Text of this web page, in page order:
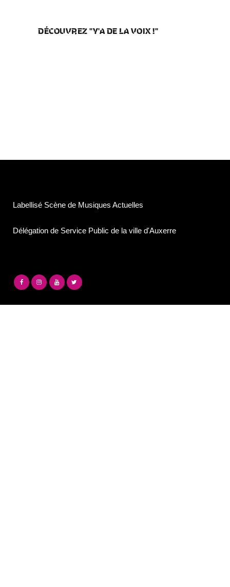
DÉCOUVREZ "Y'A DE LA VOIX !"
Labellisé Scène de Musiques Actuelles
Délégation de Service Public de la ville d'Auxerre